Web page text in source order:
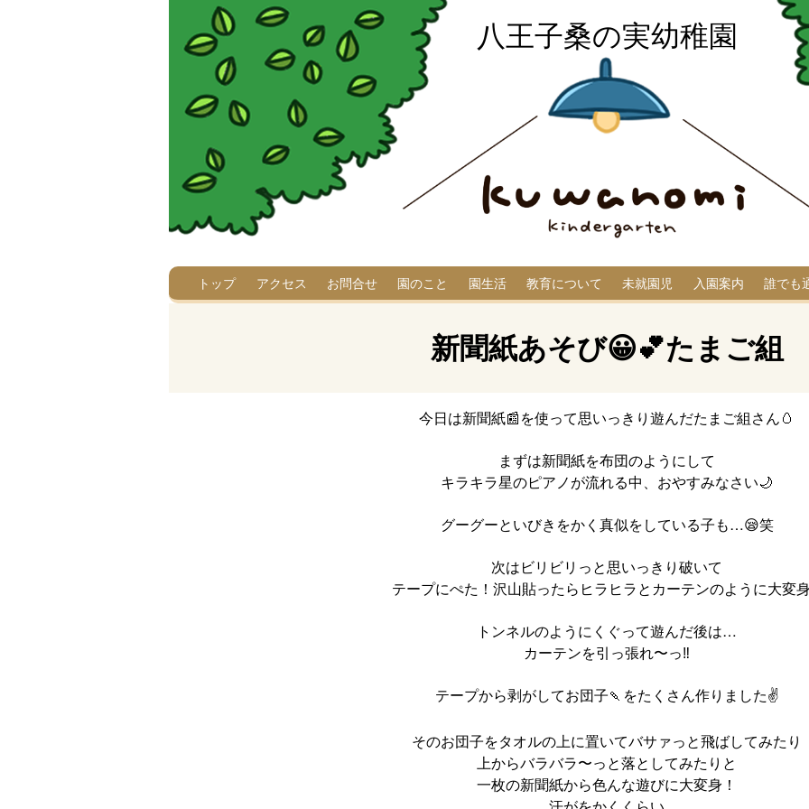
八王子桑の実幼稚園
トップ アクセス お問合せ 園のこと 園生活 教育について 未就園児 入園案内 誰でも
新聞紙あそび😀💕たまご組
今日は新聞紙📰を使って思いっきり遊んだたまご組さん🥚
まずは新聞紙を布団のようにして
キラキラ星のピアノが流れる中、おやすみなさい🌙
グーグーといびきをかく真似をしている子も…😪笑
次はビリビリっと思いっきり破いて
テープにぺた！沢山貼ったらヒラヒラとカーテンのように大変
トンネルのようにくぐって遊んだ後は…
カーテンを引っ張れ〜っ‼️
テープから剥がしてお団子🍡をたくさん作りました✌️
そのお団子をタオルの上に置いてバサァっと飛ばしてみたり
上からバラバラ〜っと落としてみたりと
一枚の新聞紙から色んな遊びに大変身！